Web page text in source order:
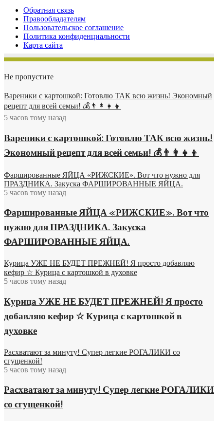
Обратная связь
Правообладателям
Пользовательское соглашение
Политика конфиденциальности
Карта сайта
Не пропустите
Вареники с картошкой: Готовлю ТАК всю жизнь! Экономный
рецепт для всей семьи! 💰👨👩👧👦
5 часов тому назад
Вареники с картошкой: Готовлю ТАК всю жизнь!
Экономный рецепт для всей семьи! 💰👨👩👧👦
Фаршированные ЯЙЦА «РИЖСКИЕ». Вот что нужно для
ПРАЗДНИКА. Закуска ФАРШИРОВАННЫЕ ЯЙЦА.
5 часов тому назад
Фаршированные ЯЙЦА «РИЖСКИЕ». Вот что
нужно для ПРАЗДНИКА. Закуска
ФАРШИРОВАННЫЕ ЯЙЦА.
Курица УЖЕ НЕ БУДЕТ ПРЕЖНЕЙ! Я просто добавляю
кефир ☆ Курица с картошкой в духовке
5 часов тому назад
Курица УЖЕ НЕ БУДЕТ ПРЕЖНЕЙ! Я просто
добавляю кефир ☆ Курица с картошкой в
духовке
Расхватают за минуту! Супер легкие РОГАЛИКИ со
сгущенкой!
5 часов тому назад
Расхватают за минуту! Супер легкие РОГАЛИКИ
со сгущенкой!